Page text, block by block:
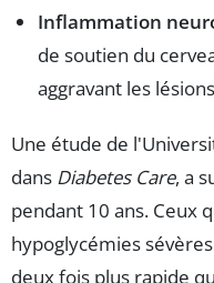
Inflammation
de soutien du
aggravant les
Une étude de
dans Diabetes Care, a
pendant 10 ans. Ceux
hypoglycémies
deux fois plus rapide